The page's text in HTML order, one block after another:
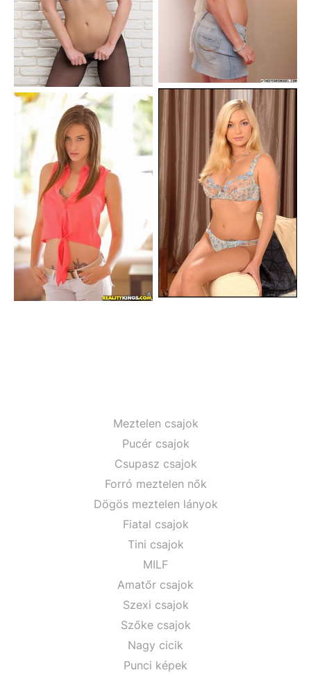
Meztelen csajok
Pucér csajok
Csupasz csajok
Forró meztelen nők
Dögös meztelen lányok
Fiatal csajok
Tini csajok
MILF
Amatőr csajok
Szexi csajok
Szőke csajok
Nagy cicik
Punci képek